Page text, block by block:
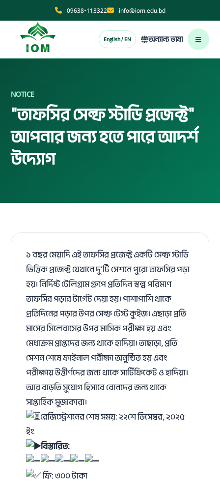
09638-113322 info@iom.edu.bd
English / EN অন্যান্য ভাষা
NOTICE
"তাফসির সেল্ফ স্টাডি প্রজেক্ট"
আপনার জন্য হতে পারে আদর্শ
উদ্যোগ
১ বছর মেয়াদি এই তাফসির প্রজেক্ট একটি সেল্ফ স্টাডি
ভিত্তিক প্রজেক্ট যেখানে দু’টি সেশনে পুরো তাফসির পড়া
হয়। নির্দিষ্ট টেলিগ্রাম গ্রুপে প্রতিদিন স্বল্প পরিমাণ
তাফসির পড়ার টার্গেট দেয়া হয়। পাশাপাশি থাকে
প্রতিদিনের পড়ার উপর সেল্ফ টেস্ট কুইজ। এছাড়া প্রতি
মাসের সিলেবাসের উপর মাসিক পরীক্ষা হয় এবং
মেধাক্রম প্রাপ্তদের জন্য থাকে হাদিয়া। তাছাড়া, প্রতি
সেশন শেষে ফাইনাল পরীক্ষা অনুষ্ঠিত হয় এবং
পরীক্ষায় উত্তীর্ণদের জন্য থাকে সার্টিফিকেট ও হাদিয়া।
আর বাড়তি সুযোগ হিসাবে বোনদের জন্য থাকে
সাপ্তাহিক মুজাকারা।
রেজিস্ট্রেশনের শেষ সময়: ২২শে ডিসেম্বর, ২০২৫
ইং
বিস্তারিত:
ফি: ৩০০ টাকা